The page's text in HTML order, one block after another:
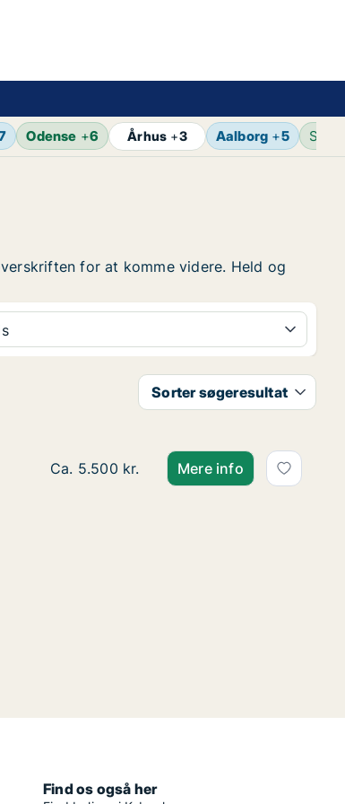
Odense +6 Århus +3 Aalborg +5
for at komme videre. Held og
Sorter søgeresultat
Ca. 15 m2 værelse til leje i 2720 Vanløse,
Ca. 5.500 kr. Mere info
Find os også her